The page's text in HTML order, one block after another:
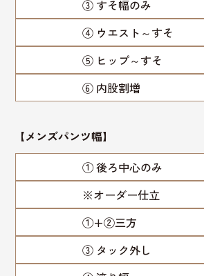
③ すそ幅のみ
④ ウエスト～すそ
⑤ ヒップ～すそ
⑥ 内股割増
【メンズパンツ幅】
① 後ろ中心のみ
※オーダー仕立
①+②三方
③ タック外し